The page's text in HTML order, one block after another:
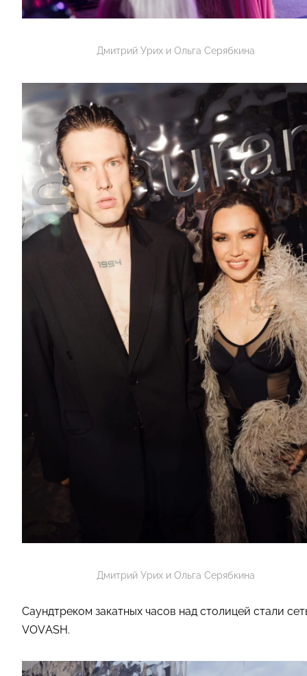
Дмитрий Урих и Ольга Серябкина
Дмитрий Урих и Ольга Серябкина
Cаундтреком закатных часов над столицей стали
VOVASH.